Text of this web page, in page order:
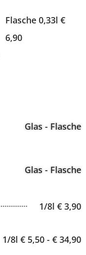
Flasche 0,33l €
6,90
Glas - Flasche
Glas - Flasche
1/8l € 3,90
1/8l € 5,50 - € 34,90